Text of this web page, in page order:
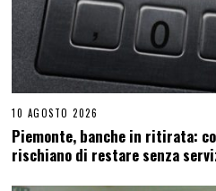
10 AGOSTO 2026
Piemonte, banche in ritirata:
rischiano di restare senza